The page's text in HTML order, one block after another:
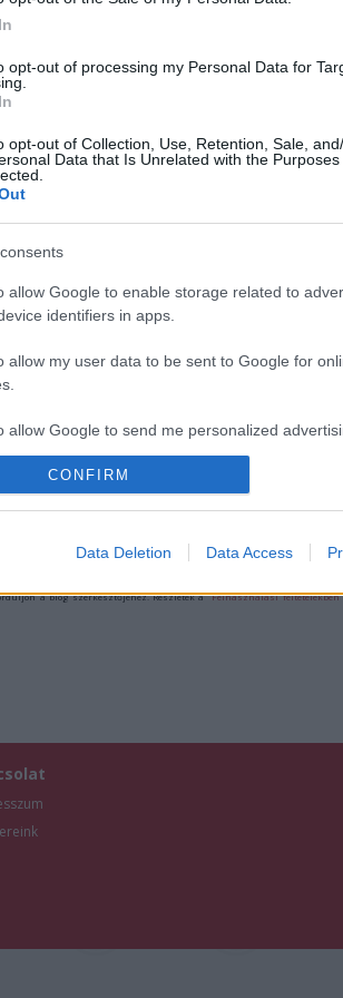
opt-out of processing my Personal Data for
opt-out of Collection, Use, Retention, Sale,
Data that Is Unrelated with the
allow Google to enable storage related to
identifiers in apps.
allow my user data to be sent to Google for
allow Google to send me personalized
allow Google to enable storage related to
allow Google to enable storage related to
CONFIRM
Data Deletion Data Access
MÚZEUMUTCA
KÜLÖNLEGES
VASALÓSZOBÁT
VESZPRÉMI
ÉPÜLETÉBEN
a blog szerkesztőjéhez. Részletek aFelhasználási feltételekben